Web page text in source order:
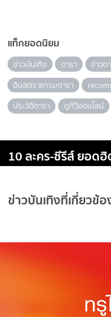
แท็กยอดนิยม
ข่าวบันเทิง ดารา ข่าวด
อินสตราแกรมดารา
ประวัติดารา
ดูทีวีออนไลน์
10 ละคร-ซีรีส์ ยอด
ข่าวบันเทิงที่เกี่ยวข้อ